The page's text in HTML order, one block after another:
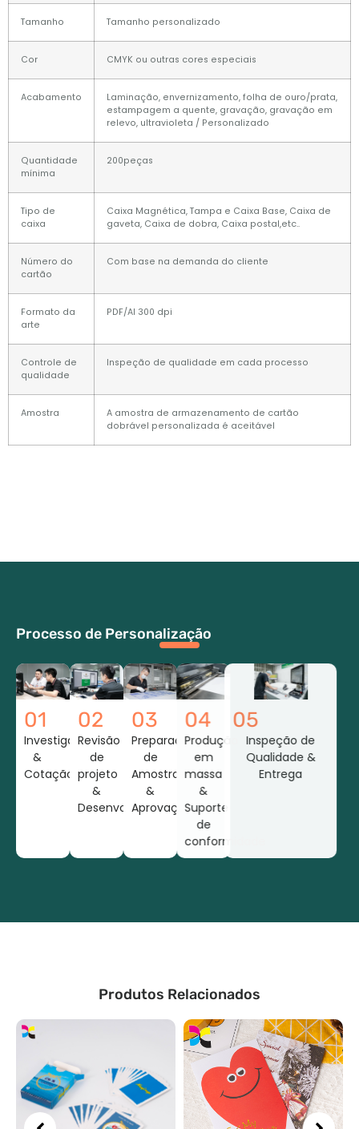
Tamanho Tamanho personalizado
Cor CMYK ou outras cores especiais
Acabamento
Laminação, envernizamento, folha de ouro/prata,
estampagem a quente, gravação, gravação em
relevo, ultravioleta / Personalizado
Quantidade
mínima
200peças
Tipo de
caixa
Caixa Magnética, Tampa e Caixa Base, Caixa de
gaveta, Caixa de dobra, Caixa postal,etc..
Número do
cartão
Com base na demanda do cliente
Formato da
arte
PDF/AI 300 dpi
Controle de
qualidade
Inspeção de qualidade em cada processo
Amostra
A amostra de armazenamento de cartão
dobrável personalizada é aceitável
Processo de Personalização
01
Investigação
&
Cotação
02
Revisão
de
projeto
&
Desenvolvimento
03
Preparação
de
Amostras
&
Aprovação
04
Produção
em
massa
&
Suporte
de
conformidade
05
Inspeção de
Qualidade &
Entrega
Produtos Relacionados